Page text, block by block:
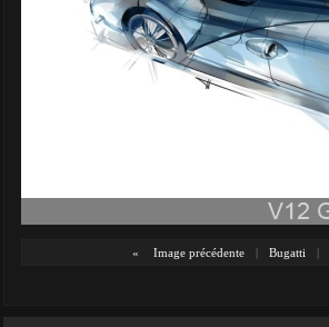
« Image précédente | Bugatti |